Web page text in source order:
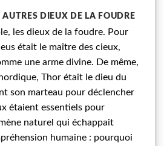
AUTRES DIEUX DE LA FOUDRE
les dieux de la foudre. Pour
était le maître des cieux,
une arme divine. De même,
Thor était le dieu du
son marteau pour déclencher
étaient essentiels pour
naturel qui échappait
humaine : pourquoi